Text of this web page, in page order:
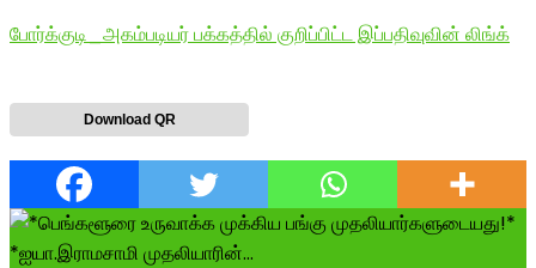
போர்க்குடி_அகம்படியர் பக்கத்தில் குறிப்பிட்ட இப்பதிவுவின் லிங்க்
Download QR